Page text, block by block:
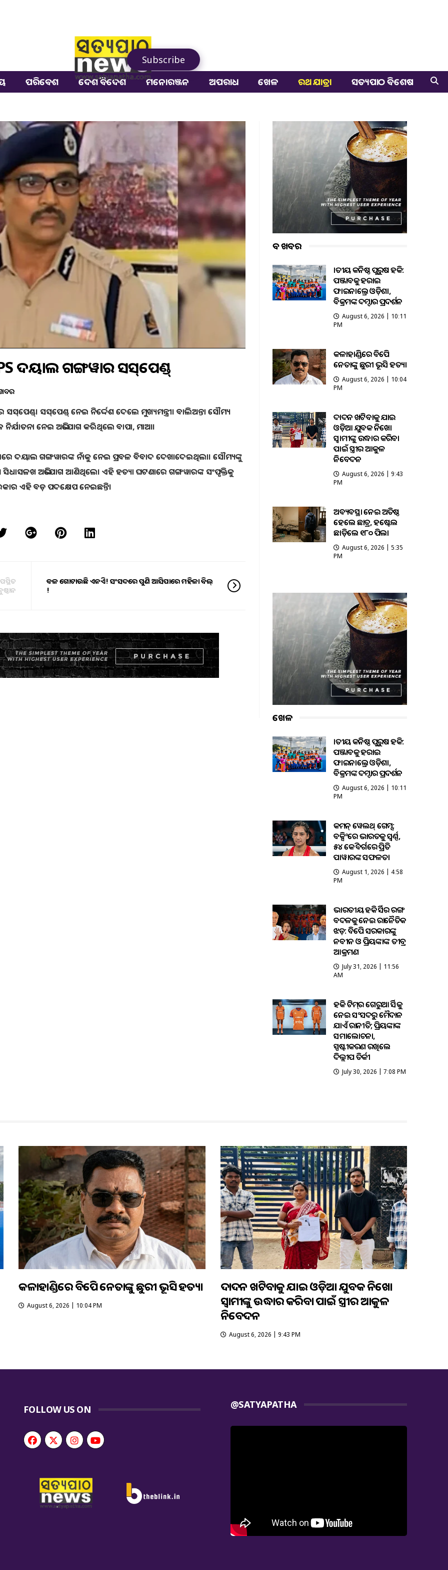
Subscribe
ପରିବେଶ ଦେଶ ବିଦେଶ ମନୋରଞ୍ଜନ ଅପରାଧ ଖେଳ ରଥ ଯାତ୍ରା ସତ୍ୟପାଠ ବିଶେଷ
ଦୟାଲ ଗଙ୍ଗୱାର ସସ୍‌ପେଣ୍ଡ୍
ଖବର
ସସ୍‌ପେଣ୍ଡ୍‌ ନେଇ ନିର୍ଦ୍ଦେଶ ଦେଲେ ମୁଖ୍ୟମନ୍ତ୍ରୀ। ବାଲିଅନ୍ତା ସୌମ୍ୟ
ନେଇ ଅଭିଯୋଗ କରିଥିଲେ ବାପା, ମାଆ।
ଦୟାଲ ଗଙ୍ଗୱାରଙ୍କ ନାଁକୁ ନେଇ ପ୍ରବଳ ବିବାଦ ଦେଖାଦେଇଥିଲା। ସୌମ୍ୟଙ୍କୁ
ସିଧାସଳଖ ଅଭିଯୋଗ ଆଣିଥିଲେ। ଏହି ହତ୍ୟା ଘଟଣାରେ ଗଙ୍ଗୱାରଙ୍କ ସଂପୃକ୍ତିକୁ
ଏହି ବଡ଼ ପଦକ୍ଷେପ ନେଇଛନ୍ତି।
ବଳ ଗୋଟାଉଛି ଏନଡିଏ! ସଂସଦରେ ପୁଣି ଆସିପାରେ ମହିଳା ବିଲ୍
!
ବଡ ଖବର
ଜାତୀୟ କନିଷ୍ଠ ପୁରୁଷ ହକି:
ପଞ୍ଜାବକୁ ହରାଇ
ଫାଇନାଲ୍ରେ ଓଡ଼ିଶା,
ବିକ୍ରମଙ୍କ ଦମ୍ଦାର ପ୍ରଦର୍ଶନ
August 6, 2026 | 10:11
PM
କଳାହାଣ୍ଡିରେ ବିଜେପି
ନେତାଙ୍କୁ ଛୁରୀ ଭୂସି ହତ୍ୟା
August 6, 2026 | 10:04
PM
ଦାଦନ ଖଟିବାକୁ ଯାଇ
ଓଡ଼ିଆ ଯୁବକ ନିଖୋଜ
ସ୍ବାମୀଙ୍କୁ ଉଦ୍ଧାର କରିବା
ପାଇଁ ସ୍ତ୍ରୀର ଆକୁଳ
ନିବେଦନ
August 6, 2026 | 9:43
PM
ଅବ୍ୟବସ୍ଥା ନେଇ ଅତିଷ୍ଠ
ହେଲେ ଛାତ୍ର, ହଷ୍ଟେଲ
ଛାଡ଼ିଲେ ୧୮୦ ପିଲା
August 6, 2026 | 5:35
PM
ଖେଳ
ଜାତୀୟ କନିଷ୍ଠ ପୁରୁଷ ହକି:
ପଞ୍ଜାବକୁ ହରାଇ
ଫାଇନାଲ୍ରେ ଓଡ଼ିଶା,
ବିକ୍ରମଙ୍କ ଦମ୍ଦାର ପ୍ରଦର୍ଶନ
August 6, 2026 | 10:11
PM
କମନ୍ ୱେଲଥ୍ ଗେମ୍ସ:
ବକ୍ସିଂରେ ଭାରତକୁ ସ୍ବର୍ଣ୍ଣ,
୫୪ କେଜି ବର୍ଗରେ ପ୍ରିତି
ପାୱାରଙ୍କ ସଫଳତା
August 1, 2026 | 4:58
PM
ଭାରତୀୟ ହକି ଜର୍ସିର ରଙ୍ଗ
ବଦଳକୁ ନେଇ ରାଜନୈତିକ
ଝଡ଼: ବିଜେପି ସରକାରଙ୍କୁ
ନବୀନ ଓ ପ୍ରିୟଙ୍କାଙ୍କ ତୀବ୍ର
ଆକ୍ରମଣ
July 31, 2026 | 11:56
AM
ହକି ଟିମ୍‌ର ଗେରୁଆ ଜର୍ସିକୁ
ନେଇ ସଂସଦରୁ ମୈଦାନ
ଯାଏଁ ରାଜନୀତି; ପ୍ରିୟଙ୍କାଙ୍କ
ସମାଲୋଚନା,
ସ୍ପଷ୍ଟୀକରଣ ରଖିଲେ
ଦିଲ୍ଲୀପ ତିର୍କୀ
July 30, 2026 | 7:08 PM
କଳାହାଣ୍ଡିରେ ବିଜେପି ନେତାଙ୍କୁ ଛୁରୀ ଭୂସି ହତ୍ୟା
August 6, 2026 | 10:04 PM
ଦାଦନ ଖଟିବାକୁ ଯାଇ ଓଡ଼ିଆ ଯୁବକ ନିଖୋଜ
ସ୍ବାମୀଙ୍କୁ ଉଦ୍ଧାର କରିବା ପାଇଁ ସ୍ତ୍ରୀର ଆକୁଳ
ନିବେଦନ
August 6, 2026 | 9:43 PM
FOLLOW US ON @SATYAPATHA